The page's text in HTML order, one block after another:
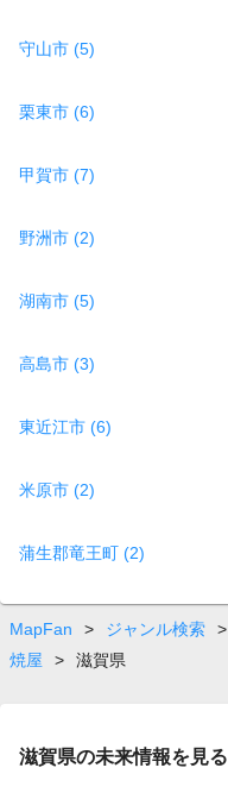
守山市 (5)
栗東市 (6)
甲賀市 (7)
野洲市 (2)
湖南市 (5)
高島市 (3)
東近江市 (6)
米原市 (2)
蒲生郡竜王町 (2)
MapFan > ジャンル検索 >
焼屋
> 滋賀県
滋賀県の未来情報を見る